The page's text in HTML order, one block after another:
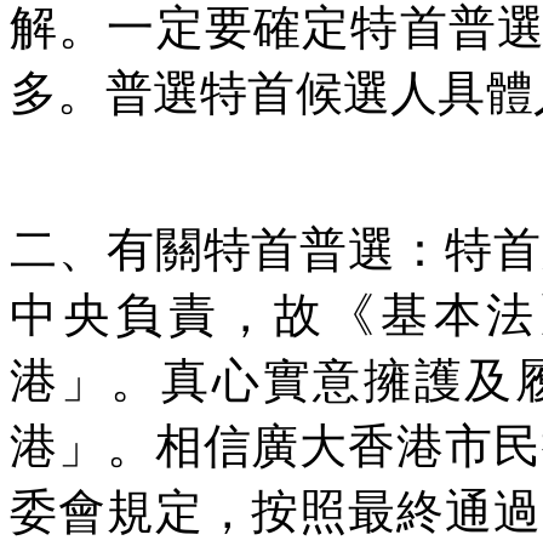
解。一定要確定特首普
多。普選特首候選人具
二、有關特首普選：特
中央負責，故《基本
港」。真心實意擁護及
港」。相信廣大香港市
委會規定，按照最終通